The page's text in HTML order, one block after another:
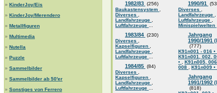
» KinderJoy/Eis
» KinderJoy/Merendero
» Metallfiguren
» Multimedia
» Nutella
» Puzzle
» Sammelbilder
» Sammelbilder ab 50'er
» Sonstiges von Ferrero
1982/83 (256)
Baukastensystem
Diverses
Landfahrzeuge
Luftfahrzeuge
1983/84 (230)
Diverses
Kapselfiguren
Landfahrzeuge
Luftfahrzeuge
1984/85 (84)
Diverses
Kapselfiguren
Landfahrzeuge
Luftfahrzeuge
1990/91
Diverses
Landfahrzeuge
Luftfahrzeuge
Minispielwelten
Jahrgang
1990/1991
(777)
K91n001 - 016 •
K91n001, 002,
•
K91n005,
008
K91n009 •
Jahrgang
1991/1992
(818)